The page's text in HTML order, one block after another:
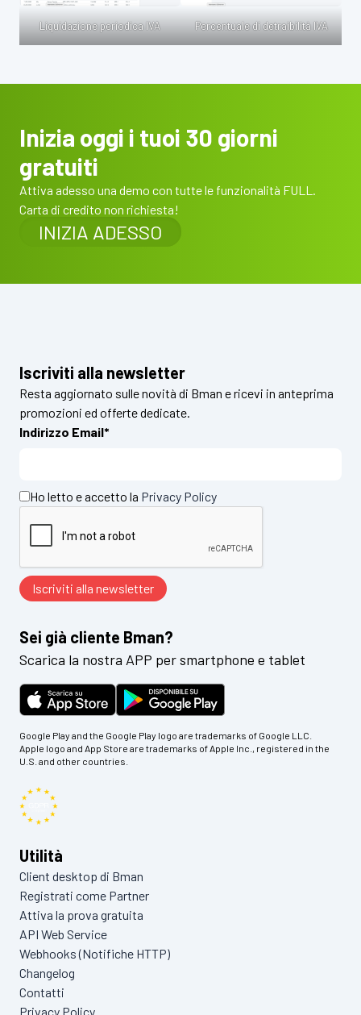
Liquidazione periodica IVA Percentuale di detraibilità IVA
Inizia oggi i tuoi 30 giorni
gratuiti
Attiva adesso una demo con tutte le funzionalità FULL.
Carta di credito non richiesta!
INIZIA ADESSO
Iscriviti alla newsletter
Resta aggiornato sulle novità di Bman e ricevi in anteprima
promozioni ed offerte dedicate.
Indirizzo Email*
Ho letto e accetto la Privacy Policy
Sei già cliente Bman?
Scarica la nostra APP per smartphone e tablet
Google Play and the Google Play logo are trademarks of Google LLC.
Apple logo and App Store are trademarks of Apple Inc., registered in the
U.S. and other countries.
Utilità
Client desktop di Bman
Registrati come Partner
Attiva la prova gratuita
API Web Service
Webhooks (Notifiche HTTP)
Changelog
Contatti
Privacy Policy